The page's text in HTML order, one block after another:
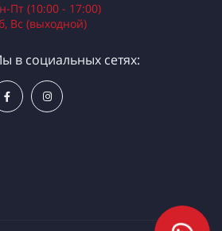
Пт (10:00 - 17:00)
Вс (выходной)
в социальных сетях: